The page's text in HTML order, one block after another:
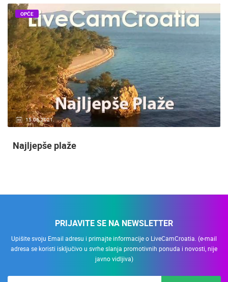
15.06.2021.
OPĆE
Najljepše plaže
PRIJAVITE SE NA NEWSLETTER
Upišite svoju Email adresu i primajte informacije o LiveCamCroatia. (e-mail
adresa se koristi isključivo u svrhe slanja promotivnih ponuda i novosti, nije
javno vidljiva)